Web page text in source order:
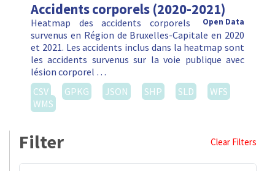
Accidents corporels (2020-2021)
Open Data
Heatmap des accidents corporels
survenus en Région de Bruxelles-Capitale en 2020
et 2021. Les accidents inclus dans la heatmap sont
les accidents survenus sur la voie publique avec
lésion corporel …
CSV
GPKG JSON SHP SLD
WFS
WMS
Filter Clear Filters